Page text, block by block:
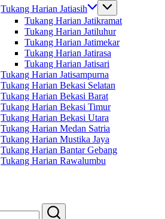
Tukang Harian Jatiasih
Tukang Harian Jatikramat
Tukang Harian Jatiluhur
Tukang Harian Jatimekar
Tukang Harian Jatirasa
Tukang Harian Jatisari
Tukang Harian Jatisampurna
Tukang Harian Bekasi Selatan
Tukang Harian Bekasi Barat
Tukang Harian Bekasi Timur
Tukang Harian Bekasi Utara
Tukang Harian Medan Satria
Tukang Harian Mustika Jaya
Tukang Harian Bantar Gebang
Tukang Harian Rawalumbu